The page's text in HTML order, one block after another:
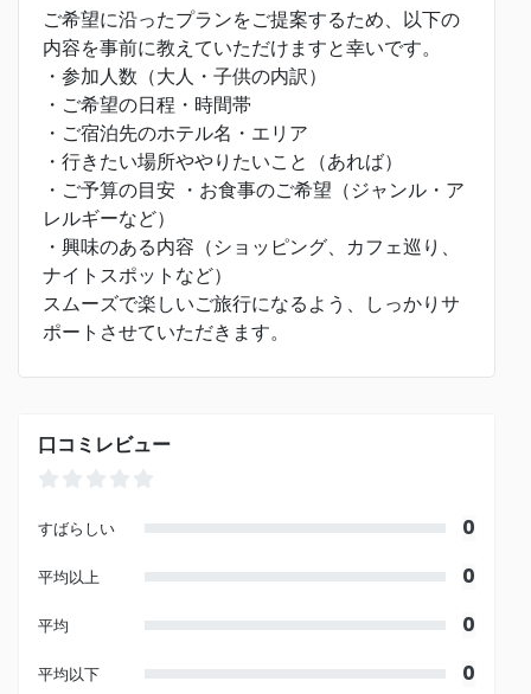
ご希望に沿ったプランをご提案するため、以下の
内容を事前に教えていただけますと幸いです。
・参加人数（大人・子供の内訳）
・ご希望の日程・時間帯
・ご宿泊先のホテル名・エリア
・行きたい場所ややりたいこと（あれば）
・ご予算の目安 ・お食事のご希望（ジャンル・ア
レルギーなど）
・興味のある内容（ショッピング、カフェ巡り、
ナイトスポットなど）
スムーズで楽しいご旅行になるよう、しっかりサ
ポートさせていただきます。
口コミレビュー
すばらしい 0
平均以上 0
平均 0
平均以下 0